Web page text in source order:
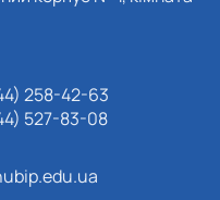
258-42-63
527-83-08